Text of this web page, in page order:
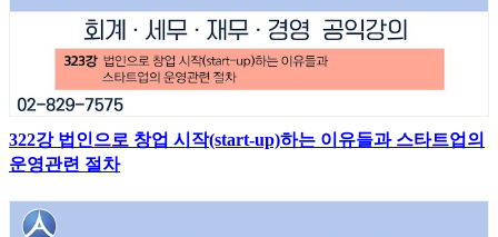
322강 법인으로 창업 시작(start-up)하는 이유들과 스타트업의
운영관련 절차